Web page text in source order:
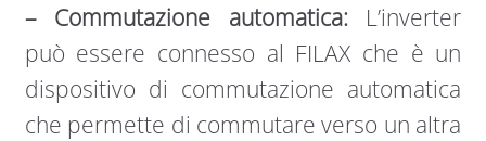
– Commutazione automatica:L’inverter
può essere connesso al FILAX che è un
dispositivo di commutazione automatica
che permette di commutare verso un altra